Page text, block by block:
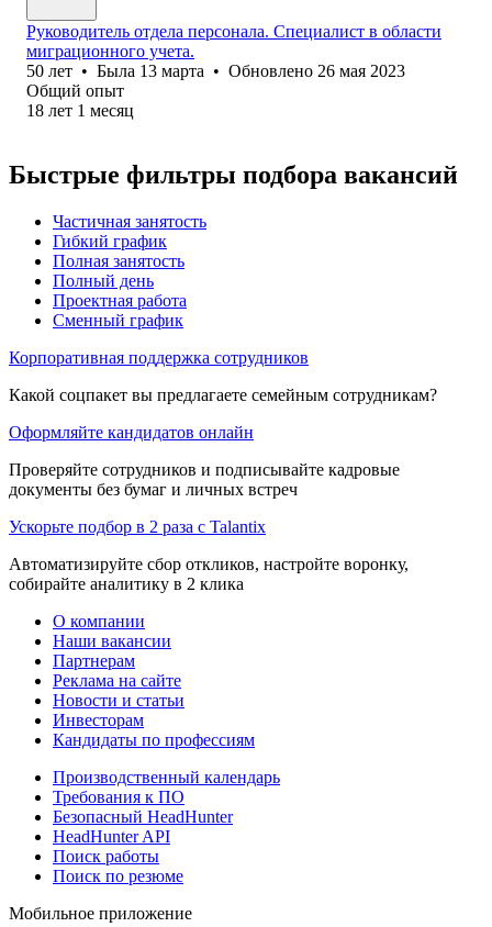
Руководитель отдела персонала. Специалист в области
миграционного учета.
50 лет • Была 13 марта • Обновлено 26 мая 2023
Общий опыт
18 лет 1 месяц
Быстрые фильтры подбора вакансий
Частичная занятость
Гибкий график
Полная занятость
Полный день
Проектная работа
Сменный график
Корпоративная поддержка сотрудников
Какой соцпакет вы предлагаете семейным сотрудникам?
Оформляйте кандидатов онлайн
Проверяйте сотрудников и подписывайте кадровые
документы без бумаг и личных встреч
Ускорьте подбор в 2 раза с Talantix
Автоматизируйте сбор откликов, настройте воронку,
собирайте аналитику в 2 клика
О компании
Наши вакансии
Партнерам
Реклама на сайте
Новости и статьи
Инвесторам
Кандидаты по профессиям
Производственный календарь
Требования к ПО
Безопасный HeadHunter
HeadHunter API
Поиск работы
Поиск по резюме
Мобильное приложение